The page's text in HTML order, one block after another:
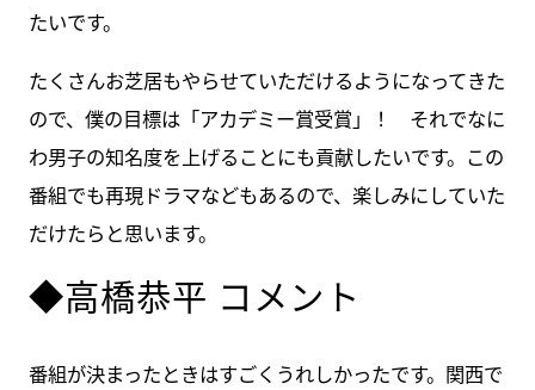
たいです。
たくさんお芝居もやらせていただけるようになってきた
ので、僕の目標は「アカデミー賞受賞」！ それでなに
わ男子の知名度を上げることにも貢献したいです。この
番組でも再現ドラマなどもあるので、楽しみにしていた
だけたらと思います。
◆高橋恭平 コメント
番組が決まったときはすごくうれしかったです。関西で